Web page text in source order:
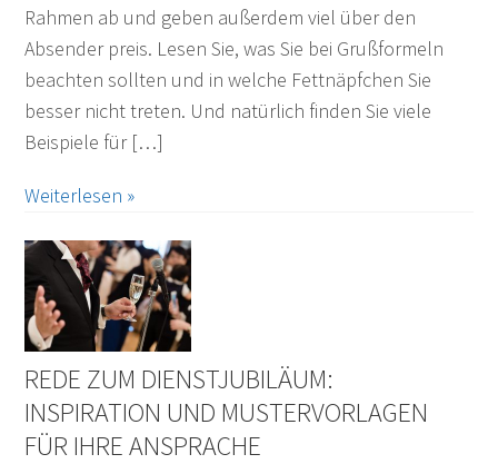
Rahmen ab und geben außerdem viel über den
Absender preis. Lesen Sie, was Sie bei Grußformeln
beachten sollten und in welche Fettnäpfchen Sie
besser nicht treten. Und natürlich finden Sie viele
Beispiele für […]
Weiterlesen »
REDE ZUM DIENSTJUBILÄUM:
INSPIRATION UND MUSTERVORLAGEN
FÜR IHRE ANSPRACHE